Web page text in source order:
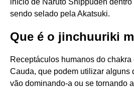
início de Naruto Shippuden
sendo selado pela Akatsuki.
Que é o jinchuuriki
Receptáculos humanos do
Cauda, que podem utilizar alguns
vão dominando-a ou se tornando